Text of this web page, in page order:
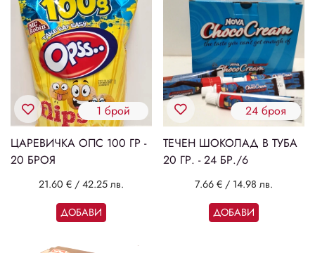
1 брой
ЦАРЕВИЧКА ОПС 100 ГР -
20 БРОЯ
21.60 € / 42.25 лв.
ДОБАВИ
24 броя
ТЕЧЕН ШОКОЛАД В ТУБА
20 ГР. - 24 БР./6
7.66 € / 14.98 лв.
ДОБАВИ